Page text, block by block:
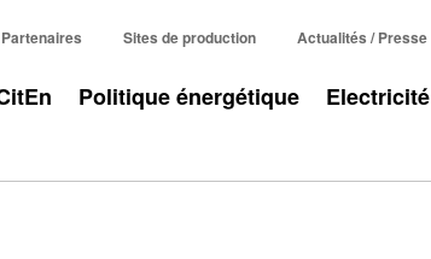
Partenaires Sites de production Actualités / Presse
Politique énergétique Electricité